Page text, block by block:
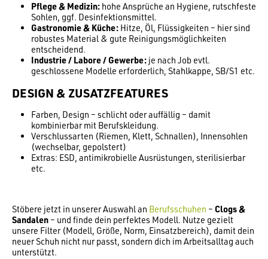
Pflege & Medizin: hohe Ansprüche an Hygiene, rutschfeste
Sohlen, ggf. Desinfektionsmittel.
Gastronomie & Küche: Hitze, Öl, Flüssigkeiten – hier sind
robustes Material & gute Reinigungsmöglichkeiten
entscheidend.
Industrie / Labore / Gewerbe: je nach Job evtl.
geschlossene Modelle erforderlich, Stahlkappe, SB/S1 etc.
DESIGN & ZUSATZFEATURES
Farben, Design – schlicht oder auffällig – damit
kombinierbar mit Berufskleidung.
Verschlussarten (Riemen, Klett, Schnallen), Innensohlen
(wechselbar, gepolstert)
Extras: ESD, antimikrobielle Ausrüstungen, sterilisierbar
etc.
Stöbere jetzt in unserer Auswahl an Berufsschuhen – Clogs &
Sandalen – und finde dein perfektes Modell. Nutze gezielt
unsere Filter (Modell, Größe, Norm, Einsatzbereich), damit dein
neuer Schuh nicht nur passt, sondern dich im Arbeitsalltag auch
unterstützt.